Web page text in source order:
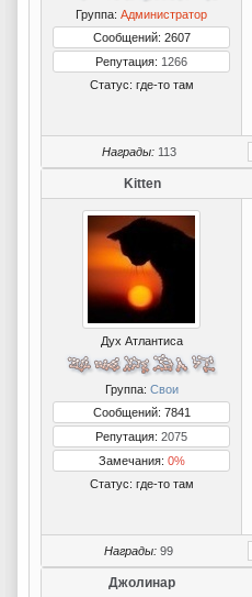
Группа: Администратор
Сообщений: 2607
Репутация: 1266
Статус: где-то там
Награды: 113
Kitten
Дух Атлантиса
Группа: Свои
Сообщений: 7841
Репутация: 2075
Замечания: 0%
Статус: где-то там
Награды: 99
Джолинар